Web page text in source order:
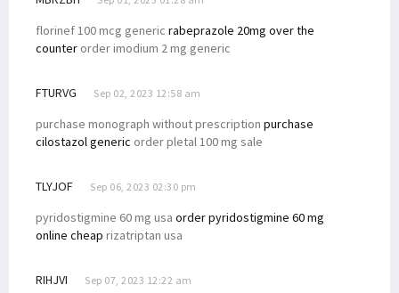
florinef 100 mcg generic rabeprazole 20mg over the
counter order imodium 2 mg generic
FTURVG Sep 02, 2023 12:58 am
purchase monograph without prescription purchase
cilostazol generic order pletal 100 mg sale
TLYJOF Sep 06, 2023 02:30 pm
pyridostigmine 60 mg usa order pyridostigmine 60 mg
online cheap rizatriptan usa
RIHJVI Sep 07, 2023 12:22 am